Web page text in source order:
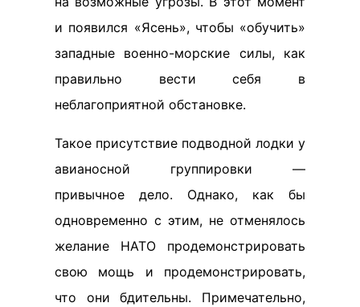
и появился «Ясень», чтобы «обучить»
западные военно-морские силы, как
правильно вести себя в
неблагоприятной обстановке.
Такое присутствие подводной лодки у
авианосной группировки —
привычное дело. Однако, как бы
одновременно с этим, не отменялось
желание НАТО продемонстрировать
свою мощь и продемонстрировать,
что они бдительны. Примечательно,